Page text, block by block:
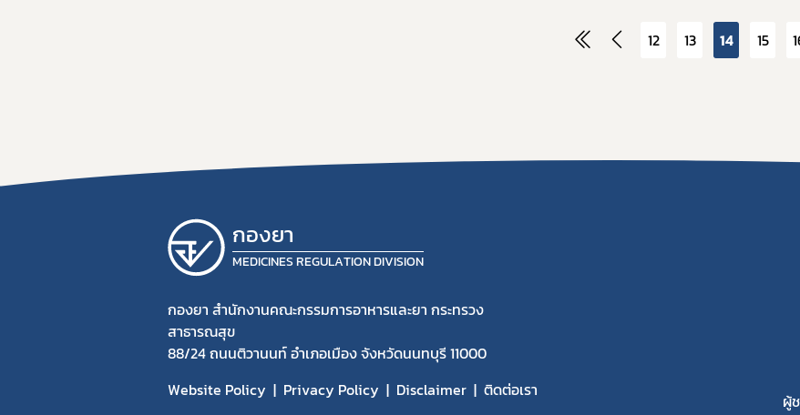
12 13 14 15
กองยา
MEDICINES REGULATION DIVISION
กองยา สำนักงานคณะกรรมการอาหารและยา กระทรวง
สาธารณสุข
88/24 ถนนติวานนท์ อำเภอเมือง จังหวัดนนทบุรี 11000
Website Policy
Privacy Policy Disclaimer
ติดต่อเรา
ผู้